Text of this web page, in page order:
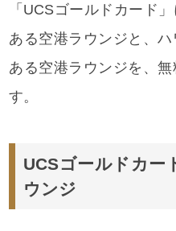
「UCSゴールドカード
ある空港ラウンジと、
ある空港ラウンジを、
す。
UCSゴールドカー
ウンジ